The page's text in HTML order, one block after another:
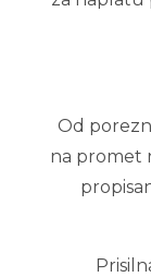
Od
na promet